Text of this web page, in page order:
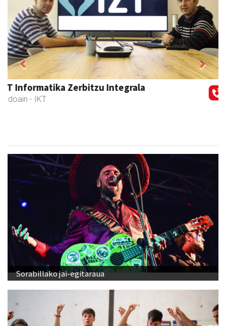
Coviran Karrika
Andoain - Janari-dendak
Previous Next
Sorabillako jai-egitaraua